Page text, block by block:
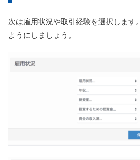
次は雇用状況や取引経験を選択します
ようにしましょう。